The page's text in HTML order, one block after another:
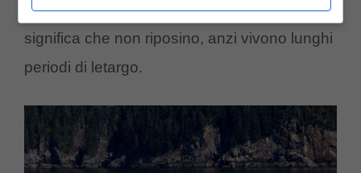
fanno fuoriuscire dalle branchie. Ma ciò non
significa che non riposino, anzi vivono lunghi
periodi di letargo.